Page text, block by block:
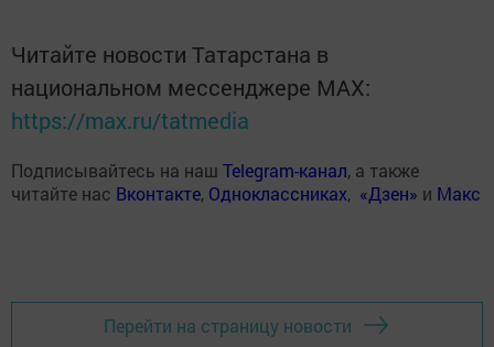
Читайте новости Татарстана в
национальном мессенджере MАХ:
https://max.ru/tatmedia
Подписывайтесь на наш Telegram-канал, а также
читайте нас Вконтакте, Одноклассниках, «Дзен» и Макс
Перейти на страницу новости